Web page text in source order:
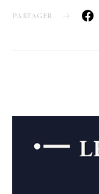
PARTAGER